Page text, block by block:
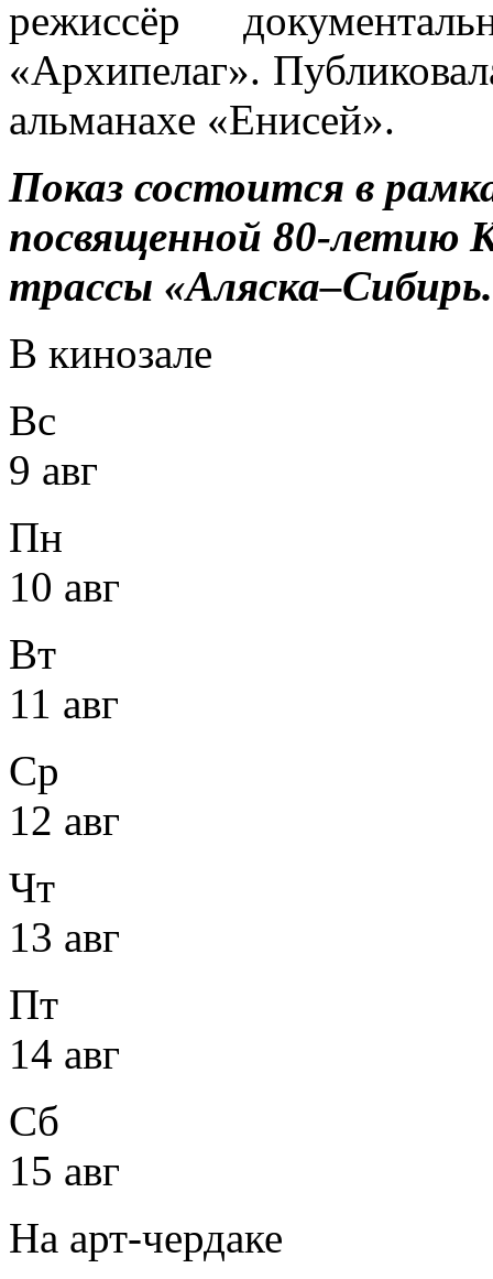
режиссёр
«Архипелаг».
альманахе «Енисей».
Показ состоится в
посвященной 80-летию
трассы «Аляска–Сибирь.
В кинозале
Вс
9 авг
Пн
10 авг
Вт
11 авг
Ср
12 авг
Чт
13 авг
Пт
14 авг
Сб
15 авг
На арт-чердаке